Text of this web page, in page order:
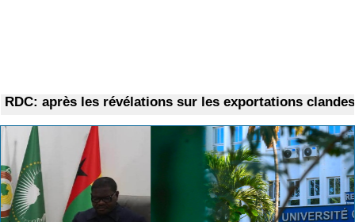
après les révélations sur les exportations